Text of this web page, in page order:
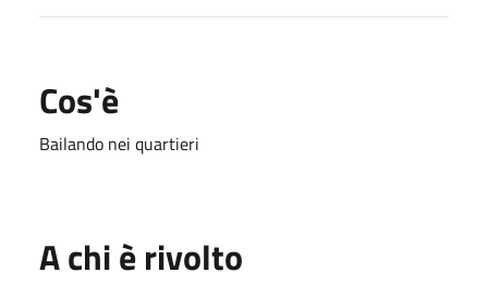
Cos'è
Bailando nei quartieri
A chi è rivolto